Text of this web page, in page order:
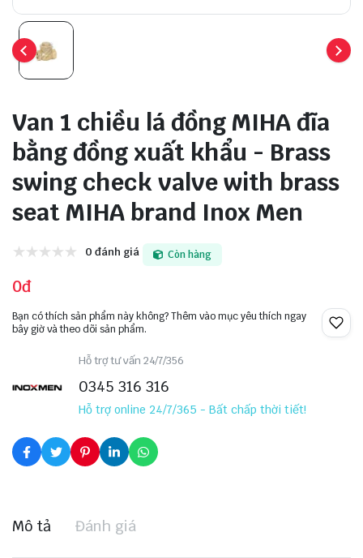
Van 1 chiều lá đồng MIHA đĩa
bằng đồng xuất khẩu - Brass
swing check valve with brass
seat MIHA brand Inox Men
0 đánh giá Còn hàng
0đ
Bạn có thích sản phẩm này không? Thêm vào mục yêu thích ngay
bây giờ và theo dõi sản phẩm.
Hỗ trợ tư vấn 24/7/356
0345 316 316
Hỗ trợ online 24/7/365 - Bất chấp thời tiết!
Mô tả Đánh giá